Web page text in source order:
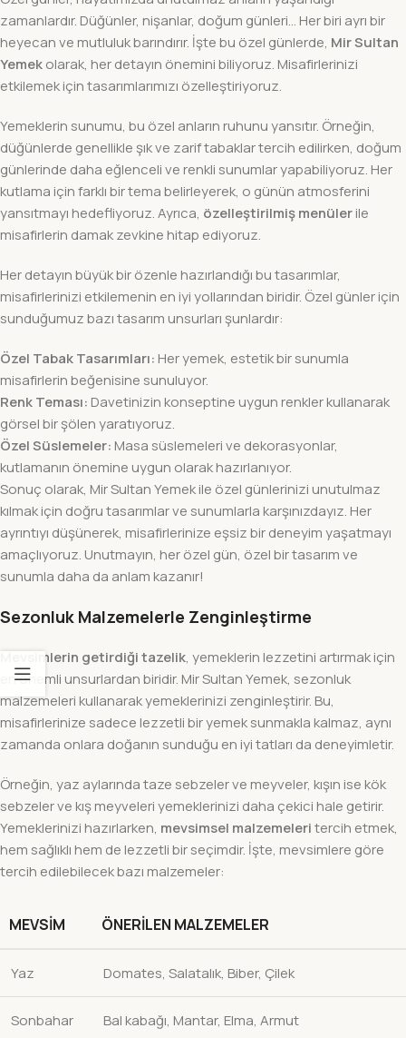
zamanlardır. Düğünler, nişanlar, doğum günleri… Her biri ayrı bir
heyecan ve mutluluk barındırır. İşte bu özel günlerde, Mir Sultan
Yemekolarak, her detayın önemini biliyoruz. Misafirlerinizi
etkilemek için tasarımlarımızı özelleştiriyoruz.
Yemeklerin sunumu, bu özel anların ruhunu yansıtır. Örneğin,
düğünlerde genellikle şık ve zarif tabaklar tercih edilirken, doğum
günlerinde daha eğlenceli ve renkli sunumlar yapabiliyoruz. Her
kutlama için farklı bir tema belirleyerek, o günün atmosferini
yansıtmayı hedefliyoruz. Ayrıca, özelleştirilmiş menülerile
misafirlerin damak zevkine hitap ediyoruz.
Her detayın büyük bir özenle hazırlandığı bu tasarımlar,
misafirlerinizi etkilemenin en iyi yollarından biridir. Özel günler için
sunduğumuz bazı tasarım unsurları şunlardır:
Özel Tabak Tasarımları: Her yemek, estetik bir sunumla
misafirlerin beğenisine sunuluyor.
Renk Teması: Davetinizin konseptine uygun renkler kullanarak
görsel bir şölen yaratıyoruz.
Özel Süslemeler: Masa süslemeleri ve dekorasyonlar,
kutlamanın önemine uygun olarak hazırlanıyor.
Sonuç olarak, Mir Sultan Yemek ile özel günlerinizi unutulmaz
kılmak için doğru tasarımlar ve sunumlarla karşınızdayız. Her
ayrıntıyı düşünerek, misafirlerinize eşsiz bir deneyim yaşatmayı
amaçlıyoruz. Unutmayın, her özel gün, özel bir tasarım ve
sunumla daha da anlam kazanır!
Sezonluk Malzemelerle Zenginleştirme
Mevsimlerin getirdiği tazelik, yemeklerin lezzetini artırmak için
en önemli unsurlardan biridir. Mir Sultan Yemek, sezonluk
malzemeleri kullanarak yemeklerinizi zenginleştirir. Bu,
misafirlerinize sadece lezzetli bir yemek sunmakla kalmaz, aynı
zamanda onlara doğanın sunduğu en iyi tatları da deneyimletir.
Örneğin, yaz aylarında taze sebzeler ve meyveler, kışın ise kök
sebzeler ve kış meyveleri yemeklerinizi daha çekici hale getirir.
Yemeklerinizi hazırlarken, mevsimsel malzemeleritercih etmek,
hem sağlıklı hem de lezzetli bir seçimdir. İşte, mevsimlere göre
tercih edilebilecek bazı malzemeler:
MEVSIM ÖNERILEN MALZEMELER
Yaz Domates, Salatalık, Biber, Çilek
Sonbahar Bal kabağı, Mantar, Elma, Armut